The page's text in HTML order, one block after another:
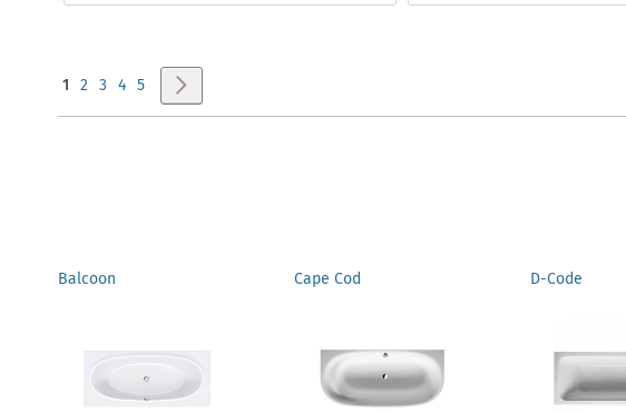
Page
Vous lisez actuellement la page
1 Page
2 Page
3 Page
4 Page
5
Balcoon Cape Cod D-Code